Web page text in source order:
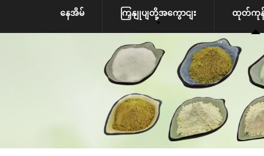
နေအိမ် ကြှနျုပျတို့အကွောငျး ထုတ်ကုန်မ